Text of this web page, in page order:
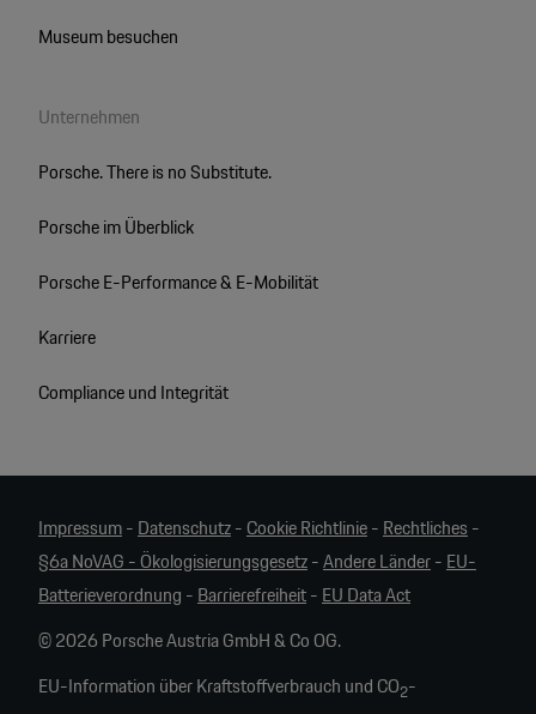
Museum besuchen
Unternehmen
Porsche. There is no Substitute.
Porsche im Überblick
Porsche E-Performance & E-Mobilität
Karriere
Compliance und Integrität
Impressum-Datenschutz-Cookie Richtlinie-Rechtliches-
§6a NoVAG - Ökologisierungsgesetz-Andere Länder-EU-
Batterieverordnung -Barrierefreiheit-EU Data Act
© 2026 Porsche Austria GmbH & Co OG.
EU-Information über Kraftstoffverbrauch und CO2-